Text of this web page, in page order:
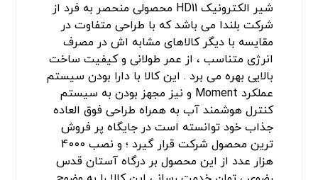
شیر الکترونیک HD11 محصولی منحصر به فرد از
شرکت بلندا می باشد که با طراحی متفاوت در
مقایسه با دیگر کالاهای مشابه اش در مصرف
انرژی متناسب ، از عمر طولانی و کیفیت ساخت
بالایی بهره می برد . این کالا با دارا بودن سیستم
عملکرد Moment و نیز مجهز بودن به سیستم
کنترل هوشمند آب به همراه طراحی فوق العاده
جذاب خود توانسته است در جایگاه پر فروش
ترین محصول شرکت قرار گیرد ؛ و نصب 4000
هزار عدد از این محصول بر درگاه آستان قدس